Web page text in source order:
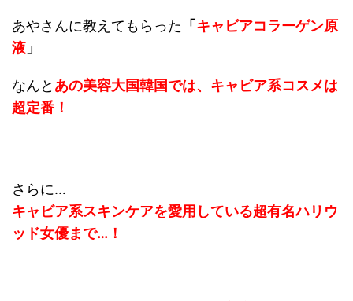
あやさんに教えてもらった 「 キャビアコラーゲン原
液 」
なんと あの美容大国韓国では、キャビア系コスメは
超定番！
さらに…
キャビア系スキンケアを愛用している超有名ハリウ
ッド女優まで…！